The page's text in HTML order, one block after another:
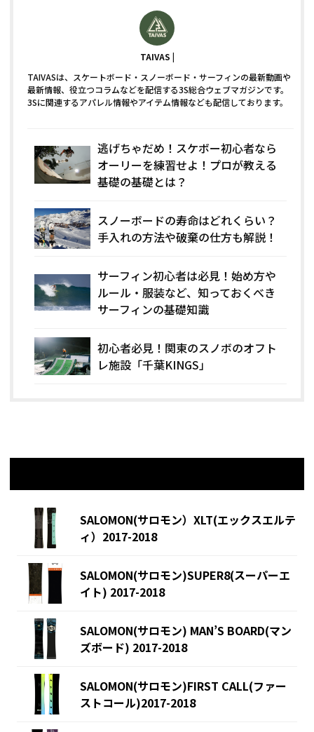
TAIVAS
TAIVASは、スケートボード・スノーボード・サーフィンの最新動画や
最新情報、役立つコラムなどを配信する3S総合ウェブマガジンです。
3Sに関連するアパレル情報やアイテム情報なども配信しております。
逃げちゃだめ！スケボー初心者なら
オーリーを練習せよ！プロが教える
基礎の基礎とは？
スノーボードの寿命はどれくらい？
手入れの方法や破棄の仕方も解説！
サーフィン初心者は必見！始め方や
ルール・服装など、知っておくべき
サーフィンの基礎知識
初心者必見！関東のスノボのオフト
レ施設「千葉KINGS」
SALOMON(サロモン）XLT(エックスエルテ
ィ）2017-2018
SALOMON(サロモン)SUPER8(スーパーエ
イト) 2017-2018
SALOMON(サロモン) MAN’S BOARD(マン
ズボード) 2017-2018
SALOMON(サロモン)FIRST CALL(ファー
ストコール)2017-2018